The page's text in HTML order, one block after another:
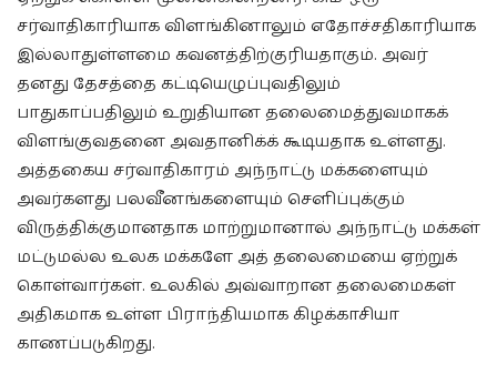
சர்வாதிகாரியாக விளங்கினாலும் எதோச்சதிகாரியாக
இல்லாதுள்ளமை கவனத்திற்குரியதாகும். அவர்
தனது தேசத்தை கட்டியெழுப்புவதிலும்
பாதுகாப்பதிலும் உறுதியான தலைமைத்துவமாகக்
விளங்குவதனை அவதானிக்க் கூடியதாக உள்ளது.
அத்தகைய சர்வாதிகாரம் அந்நாட்டு மக்களையும்
அவர்களது பலவீனங்களையும் செளிப்புக்கும்
விருத்திக்குமானதாக மாற்றுமானால் அந்நாட்டு மக்கள்
மட்டுமல்ல உலக மக்களே அத் தலைமையை ஏற்றுக்
கொள்வார்கள். உலகில் அவ்வாறான தலைமைகள்
அதிகமாக உள்ள பிராந்தியமாக கிழக்காசியா
காணப்படுகிறது.